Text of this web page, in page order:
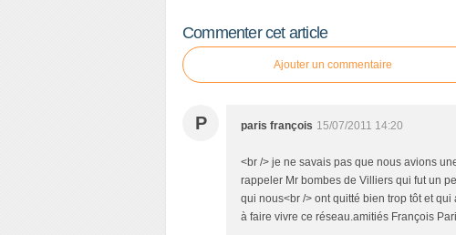
Commenter cet article
Ajouter un commentaire
P paris françois 15/07/2011 14:20
<br /> je ne savais pas que nous avions
rappeler Mr bombes de Villiers qui fut un
qui nous<br /> ont quitté bien trop tôt et
à faire vivre ce réseau.amitiés François